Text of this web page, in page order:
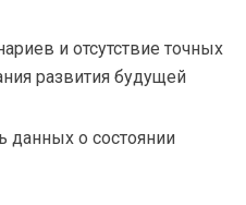
и отсутствие точных
развития будущей
данных о состоянии